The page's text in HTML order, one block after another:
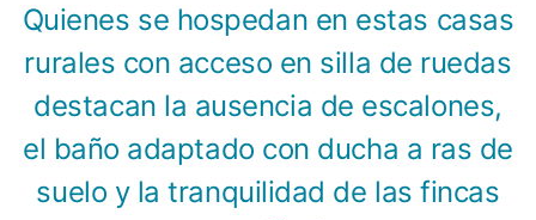
Quienes se hospedan en estas casas
rurales con acceso en silla de ruedas
destacan la ausencia de escalones,
el baño adaptado con ducha a ras de
suelo y la tranquilidad de las fincas